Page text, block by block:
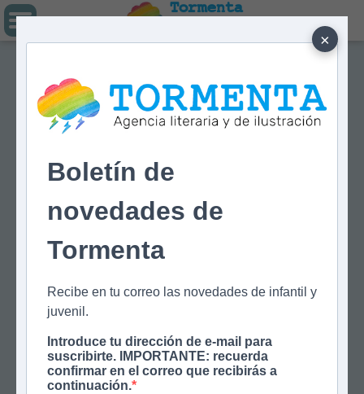
×
Boletín de
novedades de
Tormenta
Recibe en tu correo las novedades de infantil y
juvenil.
Introduce tu dirección de e-mail para
suscribirte. IMPORTANTE: recuerda
confirmar en el correo que recibirás a
continuación.
Tormenta